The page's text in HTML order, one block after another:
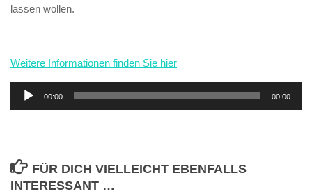
lassen wollen.
Weitere Informationen finden Sie hier
Audio-
00:00 00:00
FÜR DICH VIELLEICHT EBENFALLS
INTERESSANT …